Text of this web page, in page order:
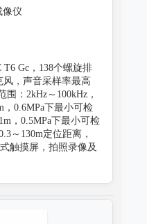
像仪
Gc，138个螺旋排
，声音采样率最高
围：2kHz～100kHz，
0.6MPa下最小可检
，0.5MPa下最小可检
～130m定位距离，
触摸屏，拍照录像及